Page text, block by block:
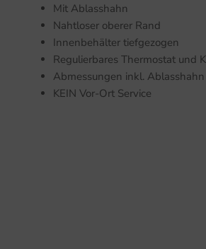
Mit Ablasshahn
Nahtloser oberer Rand
Innenbehälter tiefgezogen
Regulierbares Thermostat und
Abmessungen inkl. Ablasshahn
KEIN Vor-Ort Service